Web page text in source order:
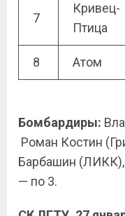
7
Кривец-
Птица
8 Атом
Бомбардиры:
Роман Костин
Барбашин
— по 3.